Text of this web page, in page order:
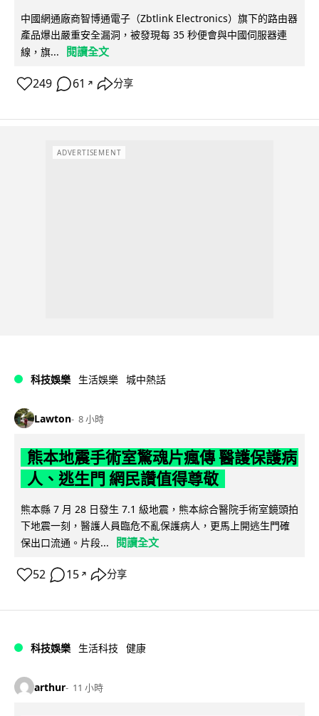
中國網通廠商智博通電子（Zbtlink Electronics）旗下的路由器
產品爆出嚴重安全漏洞，被發現每 35 秒便會與中國伺服器連
線，旗...
閱讀全文
249 61 ↗ 分享
ADVERTISEMENT
科技娛樂 生活娛樂 城中熱話
Lawton 8 小時
熊本地震手術室驚魂片瘋傳 醫護保護病
人、逃生門 網民讚值得尊敬
熊本縣 7 月 28 日發生 7.1 級地震，熊本綜合醫院手術室鏡頭拍
下地震一刻，醫護人員臨危不亂保護病人，更馬上開逃生門確
保出口流通。片段...
閱讀全文
52 15 ↗ 分享
科技娛樂 生活科技 健康
arthur 11 小時